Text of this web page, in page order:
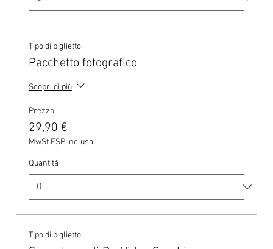
Tipo di biglietto
Pacchetto fotografico
Scopri di più
Prezzo
29,90 €
MwSt ESP inclusa
Quantità
Tipo di biglietto